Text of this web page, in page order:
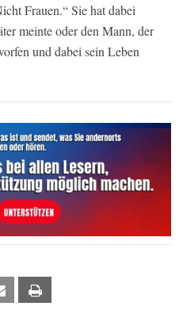
Frauen.“ Sie hat dabei
meinte oder den Mann, der
und dabei sein Leben
Email